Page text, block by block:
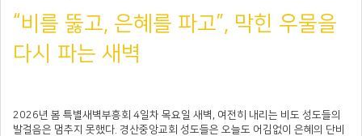
“비를 뚫고, 은혜를 파고”, 막힌 우물을
다시 파는 새벽
2026년 봄 특별새벽부흥회 4일차 목요일 새벽, 여전히 내리는 비도 성도들의
발걸음은 멈추지 못했다. 경산중앙교회 성도들은 오늘도 어김없이 은혜의 단비